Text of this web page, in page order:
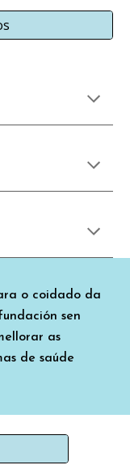
o coidado da
sen
as
de saúde